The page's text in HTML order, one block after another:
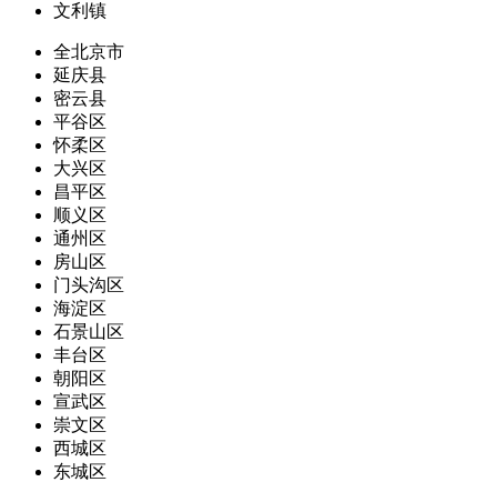
文利镇
全北京市
延庆县
密云县
平谷区
怀柔区
大兴区
昌平区
顺义区
通州区
房山区
门头沟区
海淀区
石景山区
丰台区
朝阳区
宣武区
崇文区
西城区
东城区